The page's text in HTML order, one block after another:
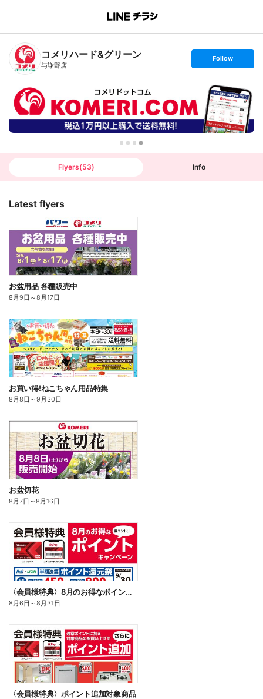
B
n
T
コメリハード&グリーン
与謝野店
s
t
o
l
l
o
w
Follow
Flyers(53) Info
Latest flyers
お盆用品 各種販売中
8月9日 ～8月17日
お買い得!ねこちゃん用品特集
8月8日 ～9月30日
お盆切花
8月7日 ～8月16日
〈会員様特典〉8月のお得なポイントキャンペーン
8月6日 ～8月31日
〈会員様特典〉ポイント追加対象商品